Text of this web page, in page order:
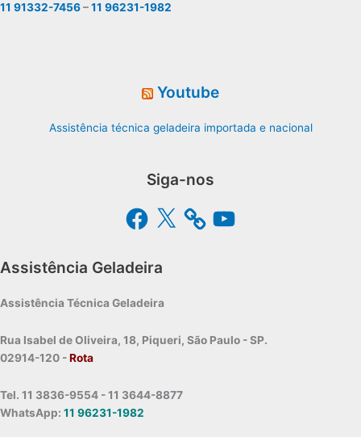
11 91332-7456–11 96231-1982
Youtube
Assistência técnica geladeira importada e nacional
Siga-nos
Facebook
X YouTube
Assistência Geladeira
Assistência Técnica Geladeira
Rua Isabel de Oliveira, 18, Piqueri, São Paulo - SP.
02914-120 -Rota
Tel. 11 3836-9554 - 11 3644-8877
WhatsApp: 11 96231-1982